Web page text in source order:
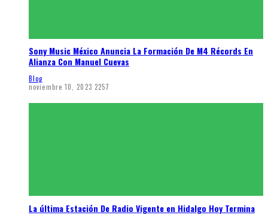
Sony Music México Anuncia La Formación De M4 Récords En
Alianza Con Manuel Cuevas
Blog
noviembre 10, 2023 2257
La última Estación De Radio Vigente en Hidalgo Hoy Termina